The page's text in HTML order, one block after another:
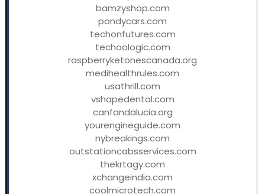
bamzyshop.com
pondycars.com
techonfutures.com
techoologic.com
raspberryketonescanada.org
medihealthrules.com
usathrill.com
vshapedental.com
canfandalucia.org
yourengineguide.com
nybreakings.com
outstationcabsservices.com
thekrtagy.com
xchangeindia.com
coolmicrotech.com